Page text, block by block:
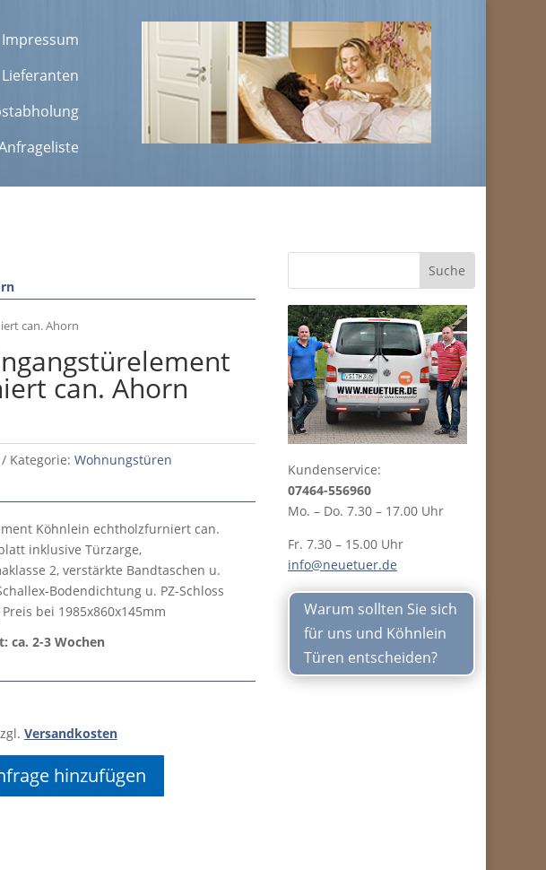
Impressum
Lieferanten
can. Ahorn
can. Ahorn
Kategorie: Wohnungstüren
Köhnlein echtholzfurniert can.
inklusive Türzarge,
2, verstärkte Bandtaschen u.
Bodendichtung u. PZ-Schloss
bei 1985x860x145mm
ca. 2-3 Wochen
Versandkosten
hinzufügen
Kundenservice:
07464-556960
Mo. – Do. 7.30 – 17.00 Uhr
Fr. 7.30 – 15.00 Uhr
info@neuetuer.de
Warum sollten Sie sich
für uns und Köhnlein
Türen entscheiden?